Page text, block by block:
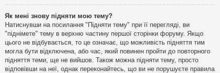
Як мені знову підняти мою тему?
Натиснувши на посилання "Підняти тему" при її перегляді, ви
"піднімете" тему в верхню частину першої сторінки форуму. Якщо
цього не відбувається, то це означає, що можливість підняття тим
могла бути відключена, або час, який повинен пройти до повторного
підняття теми, ще не вийшов. Також можна підняти тему, просто
відповівши на неї, однак переконайтесь, що ви не порушуєте правила